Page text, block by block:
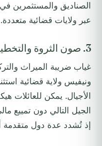
الصناديق والمستثمرين
عبر ولايات قضائية متعددة.
3. صون الثروة والتخطيط للخلافة
غياب ضريبة الميراث
ونيفيس ولاية قضائية
الأجيال. يمكن للعائلات
الجيل التالي دون تمييع
إذ تُشدد عدة دول متقدمة